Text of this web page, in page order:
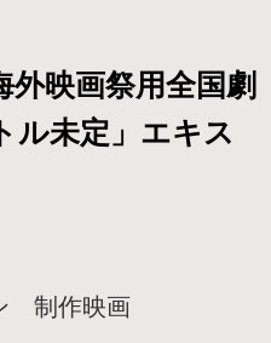
外映画祭用全国劇
ル未定」エキス
制作映画